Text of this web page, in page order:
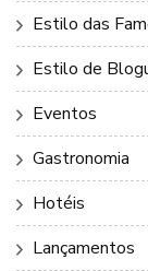
Estilo das
Estilo de
Eventos
Gastronomia
Hotéis
Lançamentos